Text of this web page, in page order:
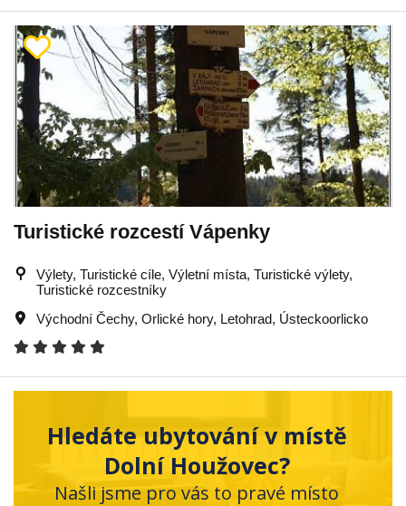
Turistické rozcestí Vápenky
Výlety, Turistické cíle, Výletní místa, Turistické výlety,
Turistické rozcestníky
Východní Čechy, Orlické hory, Letohrad, Ústeckoorlicko
Hledáte ubytování v místě
Dolní Houžovec?
Našli jsme pro vás to pravé místo